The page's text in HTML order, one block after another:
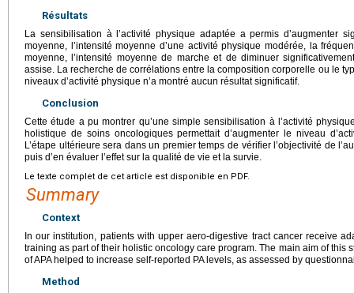
Résultats
La sensibilisation à l’activité physique adaptée a permis d’augmenter
moyenne, l’intensité moyenne d’une activité physique modérée, la
moyenne, l’intensité moyenne de marche et de diminuer
assise. La recherche de corrélations entre la composition corporelle ou le
niveaux d’activité physique n’a montré aucun résultat significatif.
Conclusion
Cette étude a pu montrer qu’une simple sensibilisation à l’activité
holistique de soins oncologiques permettait d’augmenter le niveau
L’étape ultérieure sera dans un premier temps de vérifier l’objectivité de
puis d’en évaluer l’effet sur la qualité de vie et la survie.
Le texte complet de cet article est disponible en PDF.
Summary
Context
In our institution, patients with upper aero-digestive tract cancer receive
training as part of their holistic oncology care program. The main aim of this
of APA helped to increase self-reported PA levels, as assessed by
Method